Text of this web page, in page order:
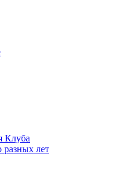
Клуба
разных лет